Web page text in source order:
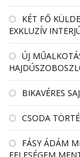
KÉT FŐ
EXKLUZÍV
ÚJ
BIKAVÉRES
CSODA
FÁSY ÁDÁM
FELESÉGEM